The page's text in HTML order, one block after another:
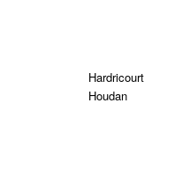
Hardricourt
Houdan